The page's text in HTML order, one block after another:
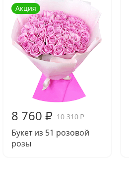
Акция
8 760 ₽ 10 310₽
Букет из 51 розовой
розы